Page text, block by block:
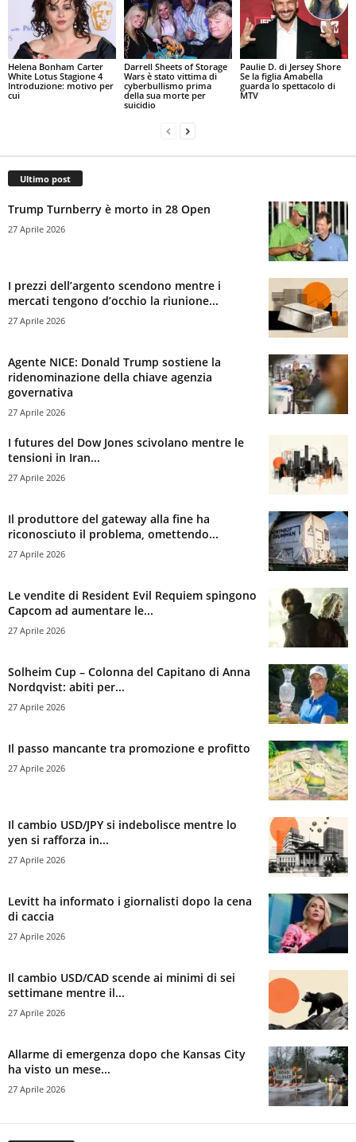
Helena Bonham Carter
White Lotus Stagione 4
Introduzione: motivo per
cui
Darrell Sheets of Storage
Wars è stato vittima di
cyberbullismo prima
della sua morte per
suicidio
Paulie D. di Jersey Shore
Se la figlia Amabella
guarda lo spettacolo di
MTV
Ultimo post
Trump Turnberry è morto in 28 Open
27 Aprile 2026
I prezzi dell’argento scendono mentre i
mercati tengono d’occhio la riunione...
27 Aprile 2026
Agente NICE: Donald Trump sostiene la
ridenominazione della chiave agenzia
governativa
27 Aprile 2026
I futures del Dow Jones scivolano mentre le
tensioni in Iran...
27 Aprile 2026
Il produttore del gateway alla fine ha
riconosciuto il problema, omettendo...
27 Aprile 2026
Le vendite di Resident Evil Requiem spingono
Capcom ad aumentare le...
27 Aprile 2026
Solheim Cup – Colonna del Capitano di Anna
Nordqvist: abiti per...
27 Aprile 2026
Il passo mancante tra promozione e profitto
27 Aprile 2026
Il cambio USD/JPY si indebolisce mentre lo
yen si rafforza in...
27 Aprile 2026
Levitt ha informato i giornalisti dopo la cena
di caccia
27 Aprile 2026
Il cambio USD/CAD scende ai minimi di sei
settimane mentre il...
27 Aprile 2026
Allarme di emergenza dopo che Kansas City
ha visto un mese...
27 Aprile 2026